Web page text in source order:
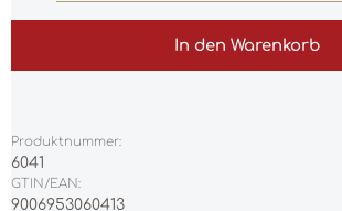
In den Warenkorb
Produktnummer:
6041
GTIN/EAN:
9006953060413